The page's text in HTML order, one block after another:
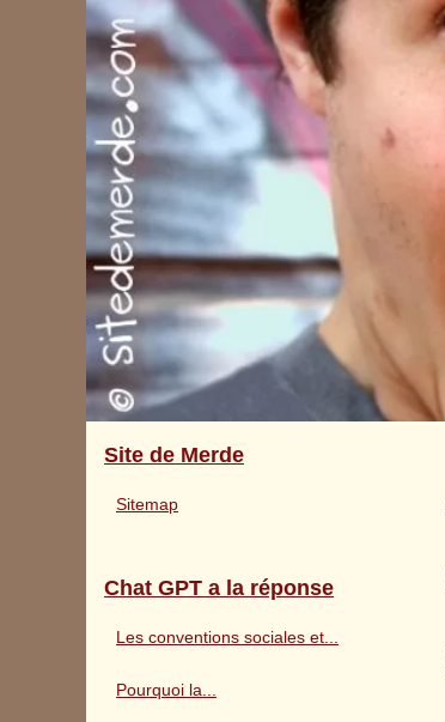
Site de Merde
Sitemap
Chat GPT a la réponse
Les conventions sociales et...
Pourquoi la...